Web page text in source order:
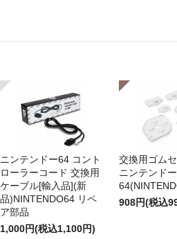
ニンテンドー64 コント
ローラーコード 交換用
ケーブル[輸入品](新
品)NINTENDO64 リペ
ア部品
1,000円(税込1,100円)
交換用ゴム
ニンテンドー
908円(税込